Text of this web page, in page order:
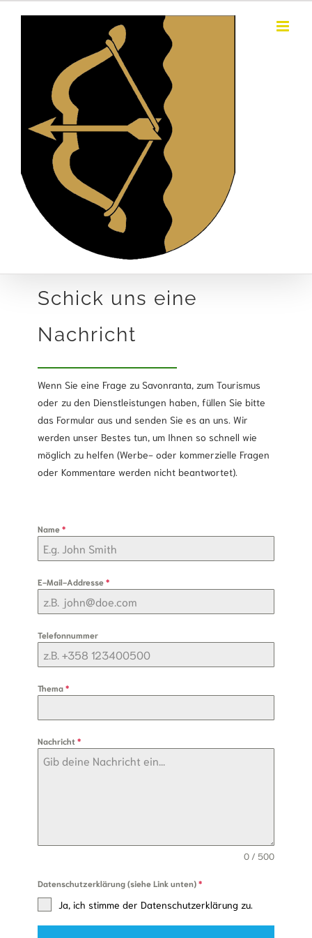
Schick uns eine
Nachricht
Wenn Sie eine Frage zu Savonranta, zum Tourismus
oder zu den Dienstleistungen haben, füllen Sie bitte
das Formular aus und senden Sie es an uns. Wir
werden unser Bestes tun, um Ihnen so schnell wie
möglich zu helfen (Werbe- oder kommerzielle Fragen
oder Kommentare werden nicht beantwortet).
Name*
E-Mail-Addresse*
Telefonnummer
Thema*
Nachricht*
0 / 500
Datenschutzerklärung (siehe Link unten)*
Ja, ich stimme der Datenschutzerklärung zu.